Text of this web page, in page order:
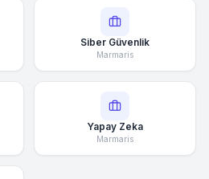
Siber Güvenlik
Marmaris
Yapay Zeka
Marmaris